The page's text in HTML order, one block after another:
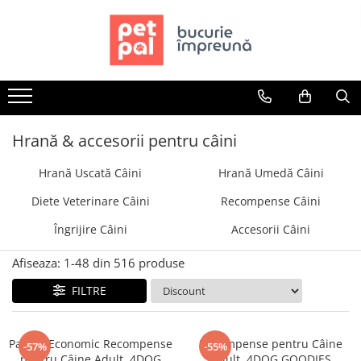
Câini
Hrană Uscată Câini
Câine Junior
Câine Senior
Hrană Umedă Câini
Câine Junior
Câine Adult
Diete Veterinare Câini
Umedă
Recompense Câini
Biscuiți
Hrană & accesorii pentru câini
Hrană Uscată Câini
Hrană Umedă Câini
Diete Veterinare Câini
Recompense Câini
Îngrijire Câini
Accesorii Câini
Afiseaza: 1-48 din 516 produse
FILTRE
-57%
Pachet Economic Recompense
-55%
Recompense pentru Câine